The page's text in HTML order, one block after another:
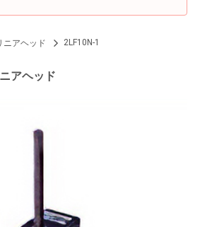
ニアヘッド 2LF10N-1
アヘッド